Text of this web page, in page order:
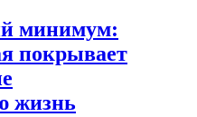
минимум:
покрывает
жизнь